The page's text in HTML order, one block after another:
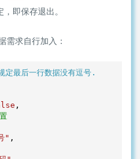
，即保存退出。
需求自行加入：
最后一行数据没有逗号.
,
" ,